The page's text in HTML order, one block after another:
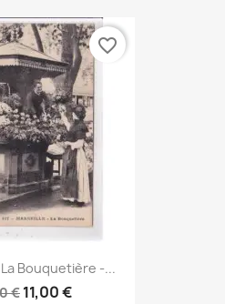
La Bouquetière -...
€ 11,00 €
favorite_border